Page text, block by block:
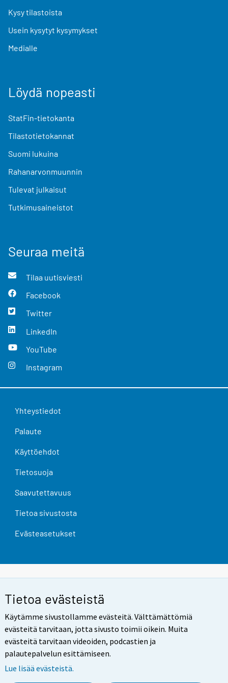
Tietoa evästeistä
Käytämme sivustollamme evästeitä. Välttämättömiä
evästeitä tarvitaan, jotta sivusto toimii oikein. Muita
evästeitä tarvitaan videoiden, podcastien ja
palautepalvelun esittämiseen.
Lue lisää evästeistä.
Kysy tilastoista
Usein kysytyt kysymykset
Medialle
Löydä nopeasti
StatFin-tietokanta
Tilastotietokannat
Suomi lukuina
Rahanarvonmuunnin
Tulevat julkaisut
Tutkimusaineistot
Seuraa meitä
Tilaa uutisviesti
Facebook
Twitter
LinkedIn
YouTube
Instagram
Yhteystiedot
Palaute
Käyttöehdot
Tietosuoja
Saavutettavuus
Tietoa sivustosta
Evästeasetukset